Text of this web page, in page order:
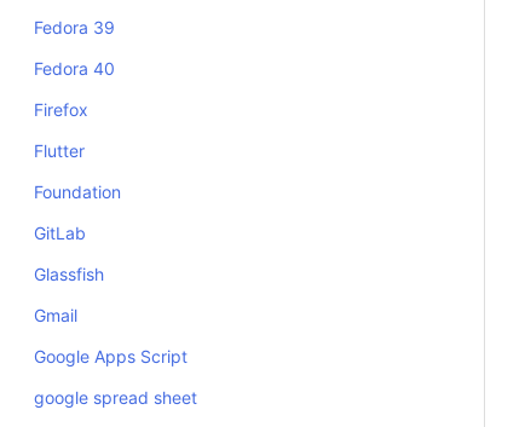
Fedora 39
Fedora 40
Firefox
Flutter
Foundation
GitLab
Glassfish
Gmail
Google Apps Script
google spread sheet